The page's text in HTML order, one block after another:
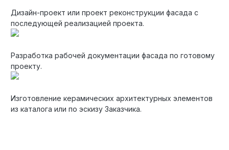
Дизайн-проект или проект реконструкции фасада с
последующей реализацией проекта.
Разработка рабочей документации фасада по готовому
проекту.
Изготовление керамических архитектурных элементов
из каталога или по эскизу Заказчика.